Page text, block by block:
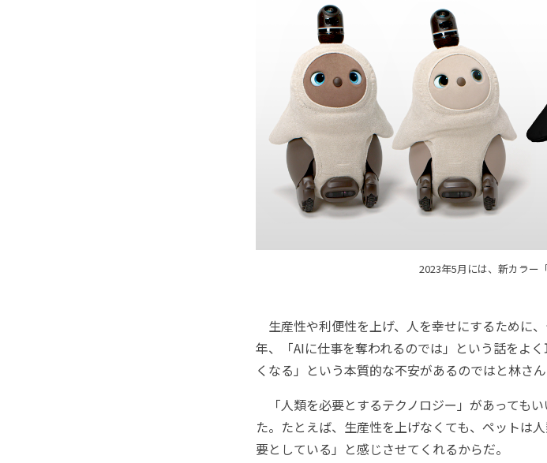
2023年5月には、新カラー
生産性や利便性を上げ、人を幸せにするために
年、「AIに仕事を奪われるのでは」という話をよ
くなる」という本質的な不安があるのではと林さん
「人類を必要とするテクノロジー」があっても
た。たとえば、生産性を上げなくても、ペットは
要としている」と感じさせてくれるからだ。